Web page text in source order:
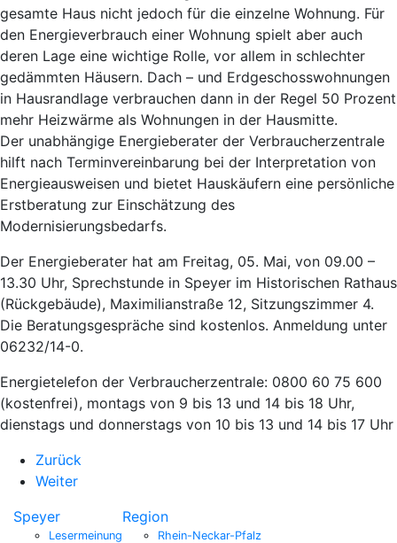
gesamte Haus nicht jedoch für die einzelne Wohnung. Für
den Energieverbrauch einer Wohnung spielt aber auch
deren Lage eine wichtige Rolle, vor allem in schlechter
gedämmten Häusern. Dach – und Erdgeschosswohnungen
in Hausrandlage verbrauchen dann in der Regel 50 Prozent
mehr Heizwärme als Wohnungen in der Hausmitte.
Der unabhängige Energieberater der Verbraucherzentrale
hilft nach Terminvereinbarung bei der Interpretation von
Energieausweisen und bietet Hauskäufern eine persönliche
Erstberatung zur Einschätzung des
Modernisierungsbedarfs.
Der Energieberater hat am Freitag, 05. Mai, von 09.00 –
13.30 Uhr, Sprechstunde in Speyer im Historischen Rathaus
(Rückgebäude), Maximilianstraße 12, Sitzungszimmer 4.
Die Beratungsgespräche sind kostenlos. Anmeldung unter
06232/14-0.
Energietelefon der Verbraucherzentrale: 0800 60 75 600
(kostenfrei), montags von 9 bis 13 und 14 bis 18 Uhr,
dienstags und donnerstags von 10 bis 13 und 14 bis 17 Uhr
Zurück
Weiter
Speyer
Lesermeinung
Region
Rhein-Neckar-Pfalz